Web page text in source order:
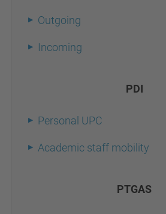
Outgoing
Incoming
PDI
Personal UPC
Academic staff mobility
PTGAS